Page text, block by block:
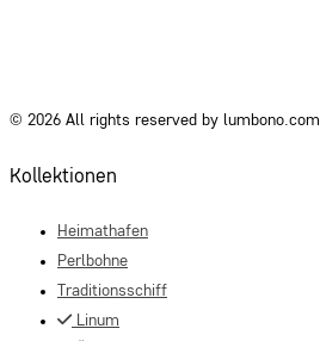
© 2026 All rights reserved by lumbono.com
Kollektionen
Heimathafen
Perlbohne
Traditionsschiff
Linum